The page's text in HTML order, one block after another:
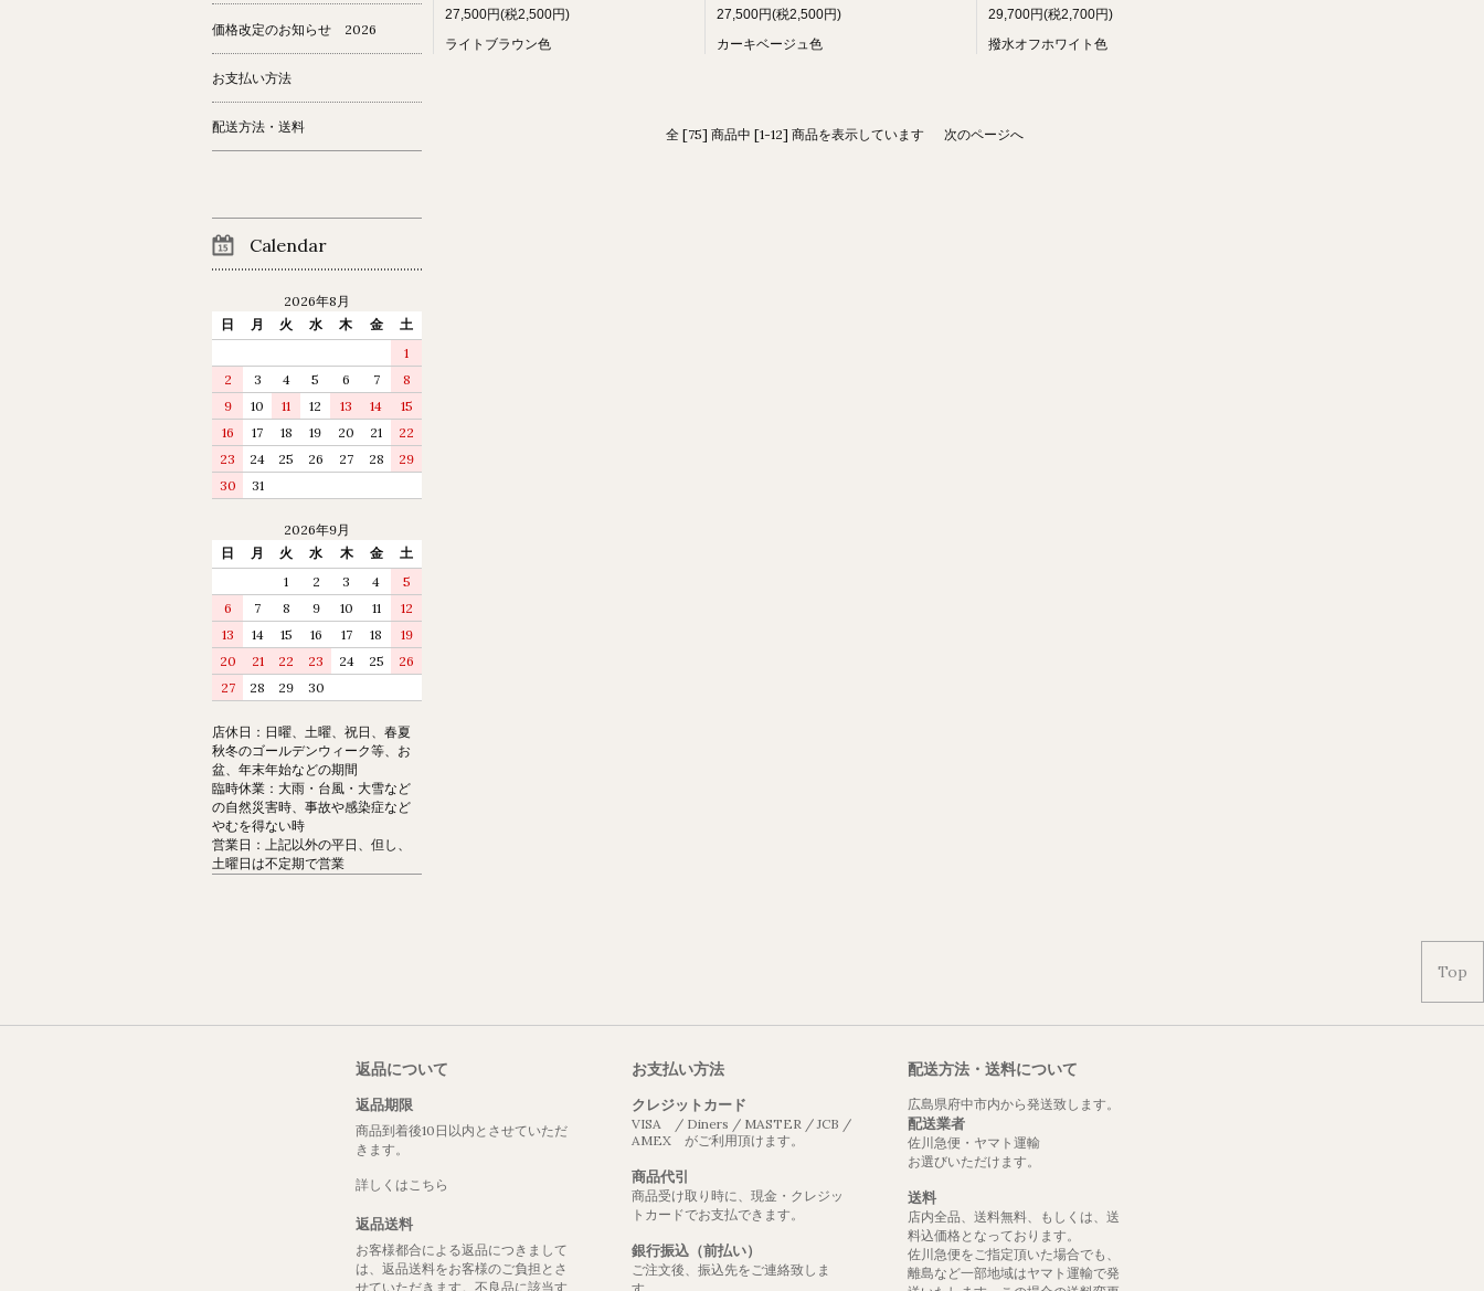
27,500円(税2,500円)
ライトブラウン色
27,500円(税2,500円)
カーキベージュ色
29,700円(税2,700円)
撥水オフホワイト色
全 [75] 商品中 [1-12] 商品を表示しています 次のページへ
価格改定のお知らせ 2026
お支払い方法
配送方法・送料
Calendar
2026年8月
日
月 火 水 木 金
土
1
2
3 4 5 6 7
8
9
10 11 12 13 14
15
16
17 18 19 20 21
22
23
24 25 26 27 28
29
30
31
2026年9月
日
月 火 水 木 金
土
1
2 3 4
5
6
7 8 9 10 11
12
13
14 15 16 17 18
19
20
21 22 23 24 25
26
27
28 29 30
店休日：日曜、土曜、祝日、春夏
秋冬のゴールデンウィーク等、お
盆、年末年始などの期間
臨時休業：大雨・台風・大雪など
の自然災害時、事故や感染症など
やむを得ない時
営業日：上記以外の平日、但し、
土曜日は不定期で営業
Top
返品について
返品期限
商品到着後10日以内とさせていただ
きます。
詳しくはこちら
返品送料
お客様都合による返品につきまして
は、返品送料をお客様のご負担とさ
せていただきます。不良品に該当す
お支払い方法
クレジットカード
VISA / Diners / MASTER / JCB /
AMEX がご利用頂けます。
商品代引
商品受け取り時に、現金・クレジッ
トカードでお支払できます。
銀行振込（前払い）
ご注文後、振込先をご連絡致しま
配送方法・送料について
広島県府中市内から発送致します。
配送業者
佐川急便・ヤマト運輸
お選びいただけます。
送料
店内全品、送料無料、もしくは、送
料込価格となっております。
佐川急便をご指定頂いた場合でも、
離島など一部地域はヤマト運輸で発